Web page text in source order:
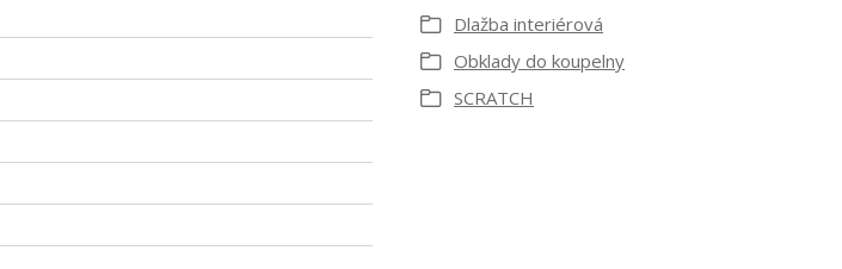
Dlažba interiérová
Obklady do koupelny
SCRATCH